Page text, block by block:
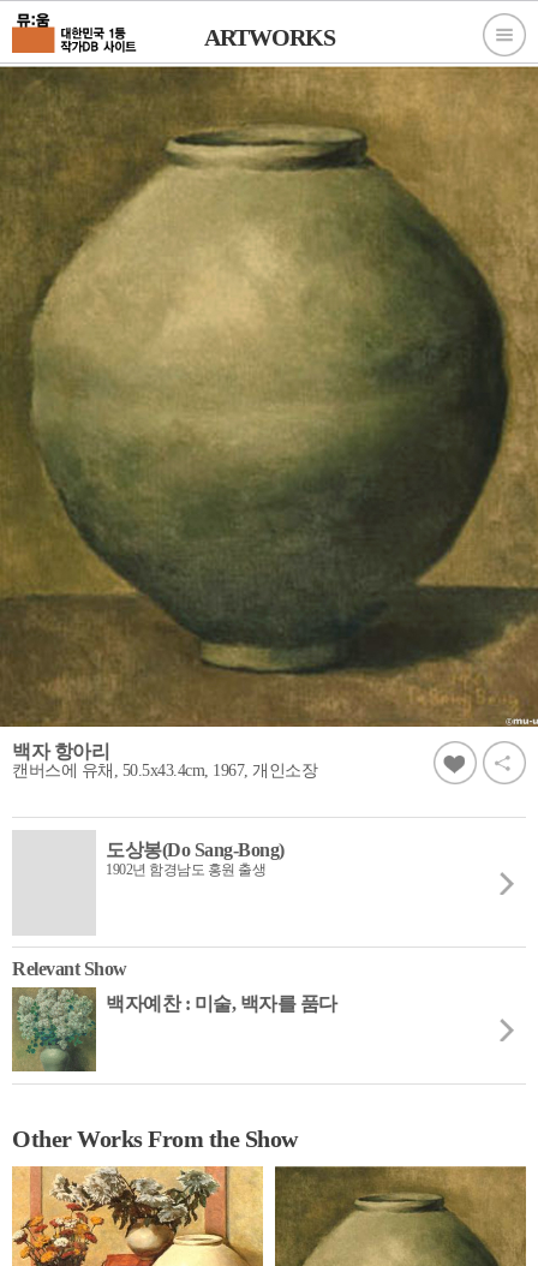
ARTWORKS
백자 항아리
캔버스에 유채, 50.5x43.4cm, 1967, 개인소장
도상봉(Do Sang-Bong)
1902년 함경남도 홍원 출생
Relevant Show
백자예찬 : 미술, 백자를 품다
Other Works From the Show